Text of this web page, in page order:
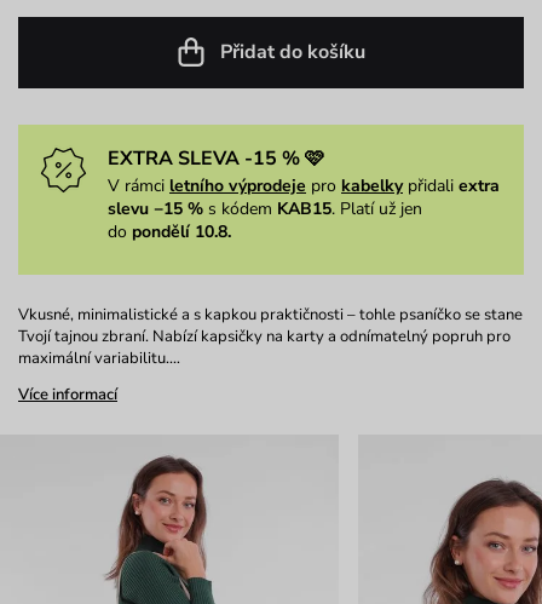
Přidat do košíku
EXTRA SLEVA -15 % 🩷
V rámci letního výprodeje pro kabelkypřidali extra
slevu −15 % s kódem KAB15. Platí už jen
do pondělí 10.8.
Vkusné, minimalistické a s kapkou praktičnosti – tohle psaníčko se stane
Tvojí tajnou zbraní. Nabízí kapsičky na karty a odnímatelný popruh pro
maximální variabilitu.…
Více informací